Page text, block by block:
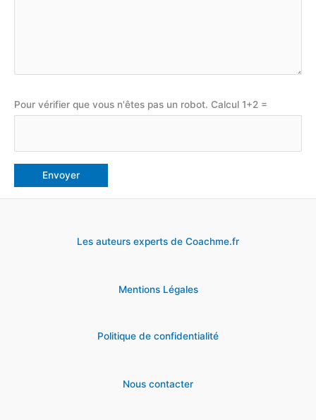
Pour vérifier que vous n'êtes pas un robot. Calcul 1+2 =
Les auteurs experts de Coachme.fr
Mentions Légales
Politique de confidentialité
Nous contacter